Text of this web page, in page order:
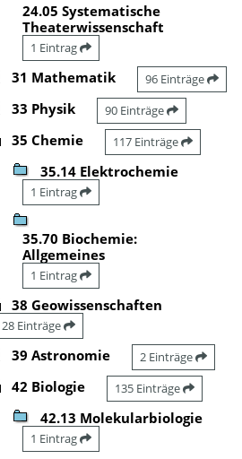
24.05 Systematische
Theaterwissenschaft
1 Eintrag
31 Mathematik 96 Einträge
33 Physik 90 Einträge
35 Chemie 117 Einträge
35.14 Elektrochemie
1 Eintrag
35.70 Biochemie:
Allgemeines
1 Eintrag
38 Geowissenschaften
28 Einträge
39 Astronomie 2 Einträge
42 Biologie 135 Einträge
42.13 Molekularbiologie
1 Eintrag